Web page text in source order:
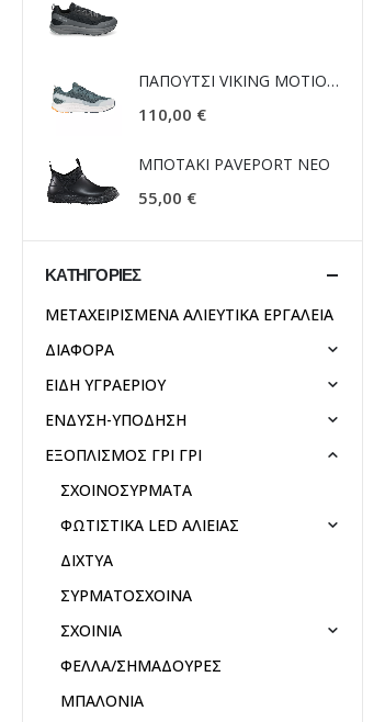
ΠΑΠΟΥΤΣΙ VIKING MOTION LOW GTX GREY/NAVY
110,00 €
ΜΠΟΤΑΚΙ PAVEPORT NEO
55,00 €
ΚΑΤΗΓΟΡΊΕΣ
ΜΕΤΑΧΕΙΡΙΣΜΕΝΑ ΑΛΙΕΥΤΙΚΑ ΕΡΓΑΛΕΙΑ
ΔΙΑΦΟΡΑ
ΕΙΔΗ ΥΓΡΑΕΡΙΟΥ
ΕΝΔΥΣΗ-ΥΠΟΔΗΣΗ
ΕΞΟΠΛΙΣΜΟΣ ΓΡΙ ΓΡΙ
ΣΧΟΙΝΟΣΥΡΜΑΤΑ
ΦΩΤΙΣΤΙΚΑ LED ΑΛΙΕΙΑΣ
ΔΙΧΤΥΑ
ΣΥΡΜΑΤΟΣΧΟΙΝΑ
ΣΧΟΙΝΙΑ
ΦΕΛΛΑ/ΣΗΜΑΔΟΥΡΕΣ
ΜΠΑΛΟΝΙΑ